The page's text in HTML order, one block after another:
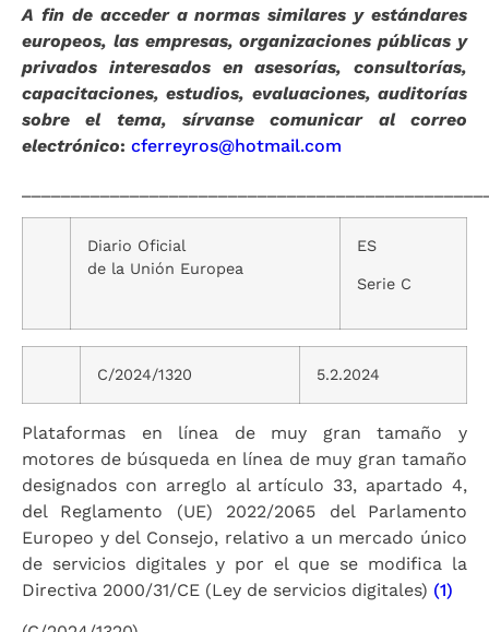
A fin de acceder a normas similares y estándares
europeos, las empresas, organizaciones públicas y
privados interesados en asesorías, consultorías,
capacitaciones, estudios, evaluaciones, auditorías
sobre el tema, sírvanse comunicar al correo
electrónico: cferreyros@hotmail.com
Diario Oficial
de la Unión Europea
ES
Serie C
C/2024/1320 5.2.2024
Plataformas en línea de muy gran tamaño y
motores de búsqueda en línea de muy gran tamaño
designados con arreglo al artículo 33, apartado 4,
del Reglamento (UE) 2022/2065 del Parlamento
Europeo y del Consejo, relativo a un mercado único
de servicios digitales y por el que se modifica la
Directiva 2000/31/CE (Ley de servicios digitales) (1)